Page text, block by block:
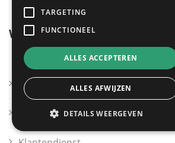
Wegwijzer
Kies mijn regio
Andere sectoren
TARGETING
FUNCTIONEEL
ALLES ACCEPTEREN
ALLES AFWIJZEN
DETAILS WEERGEVEN